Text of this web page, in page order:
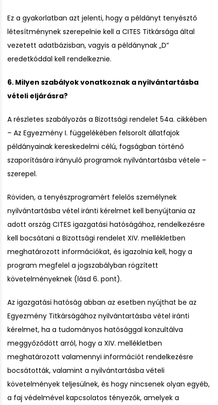
Ez a gyakorlatban azt jelenti, hogy a példányt tenyésztő
létesítménynek szerepelnie kell a CITES Titkársága által
vezetett adatbázisban, vagyis a példánynak „D”
eredetkóddal kell rendelkeznie.
6. Milyen szabályok vonatkoznak a nyilvántartásba
vételi eljárásra?
A részletes szabályozás a Bizottsági rendelet 54a. cikkében
– Az Egyezmény I. függelékében felsorolt állatfajok
példányainak kereskedelmi célú, fogságban történő
szaporítására irányuló programok nyilvántartásba vétele –
szerepel.
Röviden, a tenyészprogramért felelős személynek
nyilvántartásba vétel iránti kérelmet kell benyújtania az
adott ország CITES igazgatási hatóságához, rendelkezésre
kell bocsátani a Bizottsági rendelet XIV. mellékletben
meghatározott információkat, és igazolnia kell, hogy a
program megfelel a jogszabályban rögzített
követelményeknek (lásd 6. pont).
Az igazgatási hatóság abban az esetben nyújthat be az
Egyezmény Titkárságához nyilvántartásba vétel iránti
kérelmet, ha a tudományos hatósággal konzultálva
meggyőződött arról, hogy a XIV. mellékletben
meghatározott valamennyi információt rendelkezésre
bocsátották, valamint a nyilvántartásba vételi
követelmények teljesülnek, és hogy nincsenek olyan egyéb,
a faj védelmével kapcsolatos tényezők, amelyek a